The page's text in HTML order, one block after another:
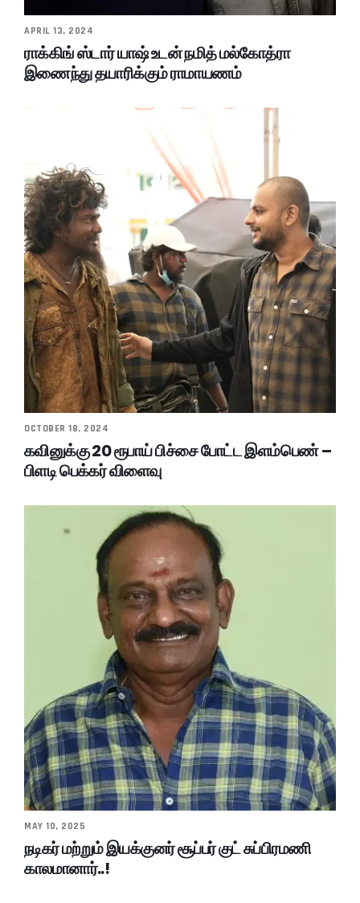
APRIL 13, 2024
ராக்கிங் ஸ்டார் யாஷ் உடன் நமித் மல்கோத்ரா
இணைந்து தயாரிக்கும் ராமாயணம்
OCTOBER 18, 2024
கவினுக்கு 20 ரூபாய் பிச்சை போட்ட இளம்பெண் –
பிளடி பெக்கர் விளைவு
MAY 10, 2025
நடிகர் மற்றும் இயக்குனர் சூப்பர் குட் சுப்பிரமணி
காலமானார்..!